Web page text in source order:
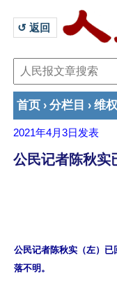
↺ 返回
首页 › 分栏目 › 维权
2021年4月3日 发表
公民记者陈秋实
公民记者陈秋实（左）